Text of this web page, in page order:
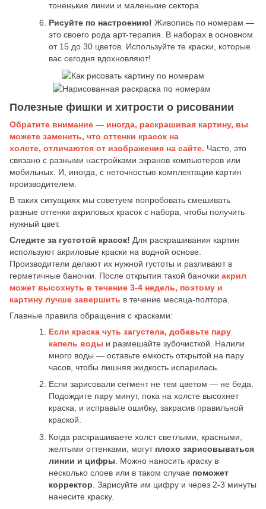
тоненькие линии и маленькие сектора.
Рисуйте по настроению! Живопись по номерам —
это своего рода арт-терапия. В наборах в основном
от 15 до 30 цветов. Используйте те краски, которые
вас сегодня вдохновляют!
Полезные фишки и хитрости о рисовании
Обратите внимание — иногда, раскрашивая картину, вы
можете заменить, что оттенки красок на
холсте, отличаются от изображения на сайте. Часто, это
связано с разными настройками экранов компьютеров или
мобильных. И, иногда, с неточностью комплектации картин
производителем.
В таких ситуациях мы советуем попробовать смешивать
разные оттенки акриловых красок с набора, чтобы получить
нужный цвет.
Следите за густотой красок! Для раскрашивания картин
используют акриловые краски на водной основе.
Производители делают их нужной густоты и разливают в
герметичные баночки. После открытия такой баночки акрил
может высохнуть в течение 3-4 недель, поэтому и
картину лучше завершить в течение месяца-полтора.
Главные правила обращения с красками:
Если краска чуть загустела, добавьте пару
капель воды и размешайте зубочисткой. Налили
много воды — оставьте емкость открытой на пару
часов, чтобы лишняя жидкость испарилась.
Если зарисовали сегмент не тем цветом — не беда.
Подождите пару минут, пока на холсте высохнет
краска, и исправьте ошибку, закрасив правильной
краской.
Когда раскрашиваете холст светлыми, красными,
желтыми оттенками, могут плохо зарисовываться
линии и цифры . Можно наносить краску в
несколько слоев или в таком случае поможет
корректор . Зарисуйте им цифру и через 2-3 минуты
нанесите краску.